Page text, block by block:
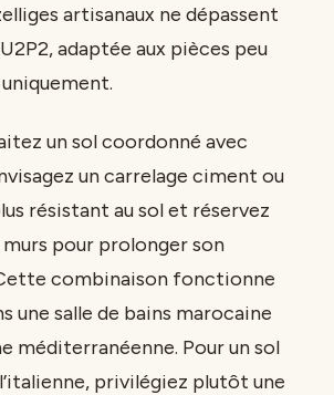
artisanaux ne dépassent
adaptée aux pièces peu
un sol coordonné avec
un carrelage ciment ou
résistant au sol et réservez
murs pour prolonger son
combinaison fonctionne
une salle de bains marocaine
méditerranéenne. Pour un sol
privilégiez plutôt une